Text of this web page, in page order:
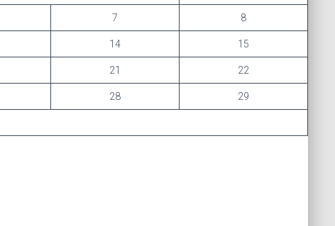
7 8
14 15
21 22
28 29